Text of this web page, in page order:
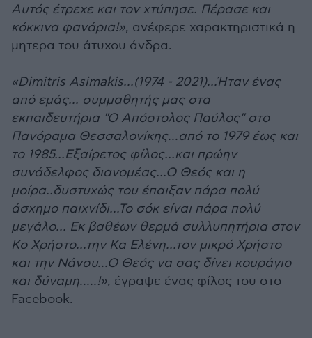
Αυτός έτρεχε και τον χτύπησε. Πέρασε και
κόκκινα φανάρια!», ανέφερε χαρακτηριστικά η
μητερα του άτυχου άνδρα.
«Dimitris Asimakis...(1974 - 2021)...Ήταν ένας
από εμάς... συμμαθητής μας στα
εκπαιδευτήρια "Ο Απόστολος Παύλος" στο
Πανόραμα Θεσσαλονίκης...από το 1979 έως και
το 1985...Εξαίρετος φίλος...και πρώην
συνάδελφος διανομέας...Ο Θεός και η
μοίρα..δυστυχώς του έπαιξαν πάρα πολύ
άσχημο παιχνίδι...Το σόκ είναι πάρα πολύ
μεγάλο... Εκ βαθέων θερμά συλλυπητήρια στον
Κο Χρήστο...την Κα Ελένη...τον μικρό Χρήστο
και την Νάνσυ...Ο Θεός να σας δίνει κουράγιο
και δύναμη.....!», έγραψε ένας φίλος του στο
Facebook.